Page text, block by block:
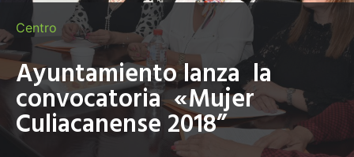
Centro
Ayuntamiento lanza la
convocatoria «Mujer
Culiacanense 2018”